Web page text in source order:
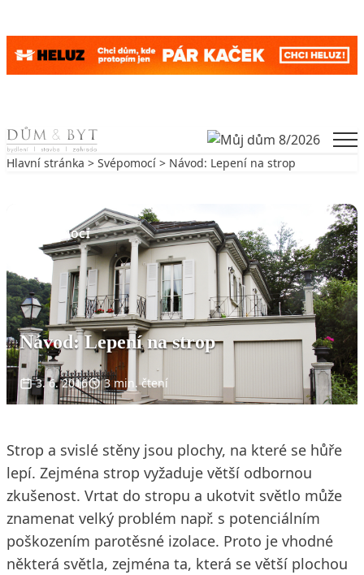
Skip to content
Hlavní stránka > Svépomocí > Návod: Lepení na strop
SVÉPOMOCÍ
Návod: Lepení na strop
3. 6. 2016 3 min. čtení
Strop a svislé stěny jsou plochy, na které se hůře
lepí. Zejména strop vyžaduje větší odbornou
zkušenost. Vrtat do stropu a ukotvit světlo může
znamenat velký problém např. s potenciálním
poškozením parotěsné izolace. Proto je vhodné
některá světla, zejména ta, která se větší plochou